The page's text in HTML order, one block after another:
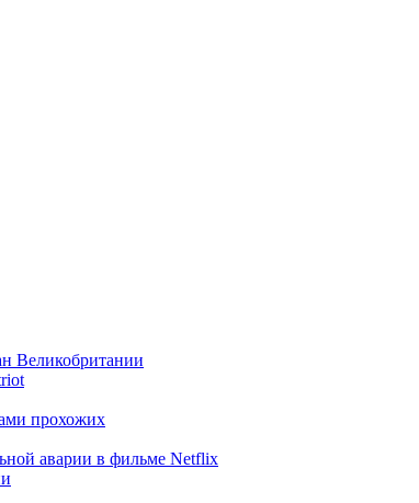
Великобритании
прохожих
аварии в фильме Netflix